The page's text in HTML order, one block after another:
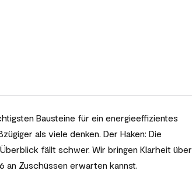
Bausteine für ein energieeffizientes
als viele denken. Der Haken: Die
fällt schwer. Wir bringen Klarheit über
an Zuschüssen erwarten kannst.